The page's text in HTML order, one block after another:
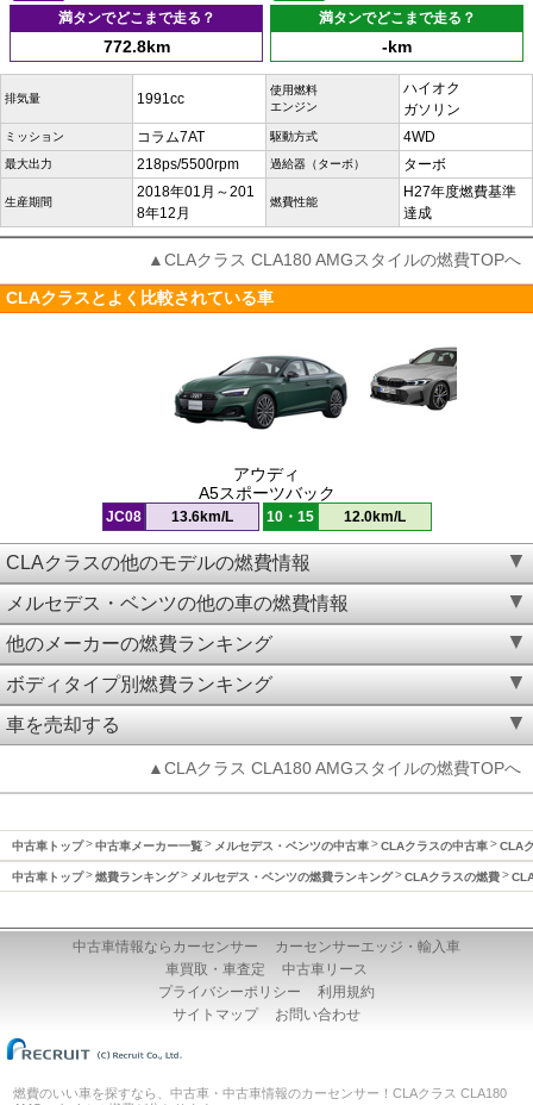
満タンでどこまで走る？
772.8km
満タンでどこまで走る？
-km
排気量 1991cc
使用燃料
エンジン
ハイオク
ガソリン
ミッション コラム7AT 駆動方式 4WD
最大出力 218ps/5500rpm 過給器（ターボ） ターボ
生産期間
2018年01月～201
8年12月
燃費性能
H27年度燃費基準
達成
▲CLAクラス CLA180 AMGスタイルの燃費TOPへ
CLAクラスとよく比較されている車
アウディ
A5スポーツバック
JC08 13.6km/L 10・15 12.0km/L
CLAクラスの他のモデルの燃費情報
メルセデス・ベンツの他の車の燃費情報
他のメーカーの燃費ランキング
ボディタイプ別燃費ランキング
車を売却する
▲CLAクラス CLA180 AMGスタイルの燃費TOPへ
中古車トップ 中古車メーカー一覧 メルセデス・ベンツの中古車 CLAクラスの中古車 CLA
中古車トップ 燃費ランキング メルセデス・ベンツの燃費ランキング CLAクラスの燃費
中古車情報ならカーセンサー
カーセンサーエッジ・輸入車
車買取・車査定
中古車リース
プライバシーポリシー
利用規約
サイトマップ
お問い合わせ
燃費のいい車を探すなら、中古車・中古車情報のカーセンサー！CLAクラス CLA180